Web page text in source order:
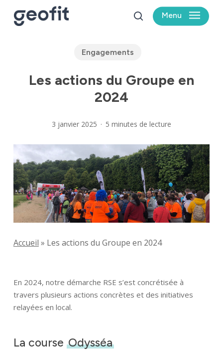
search
Menu
Engagements
Les actions du Groupe en
2024
3 janvier 2025 5 minutes de lecture
Accueil » Les actions du Groupe en 2024
En 2024, notre démarche RSE s’est concrétisée à
travers plusieurs actions concrètes et des initiatives
relayées en local.
La course Odysséa